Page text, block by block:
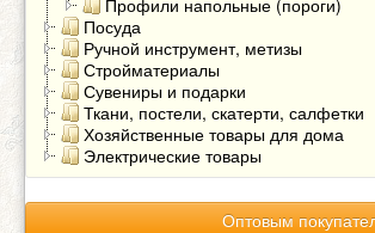
Профили напольные (пороги)
Посуда
Ручной инструмент, метизы
Стройматериалы
Сувениры и подарки
Ткани, постели, скатерти, салфетки
Хозяйственные товары для дома
Электрические товары
Оптовым